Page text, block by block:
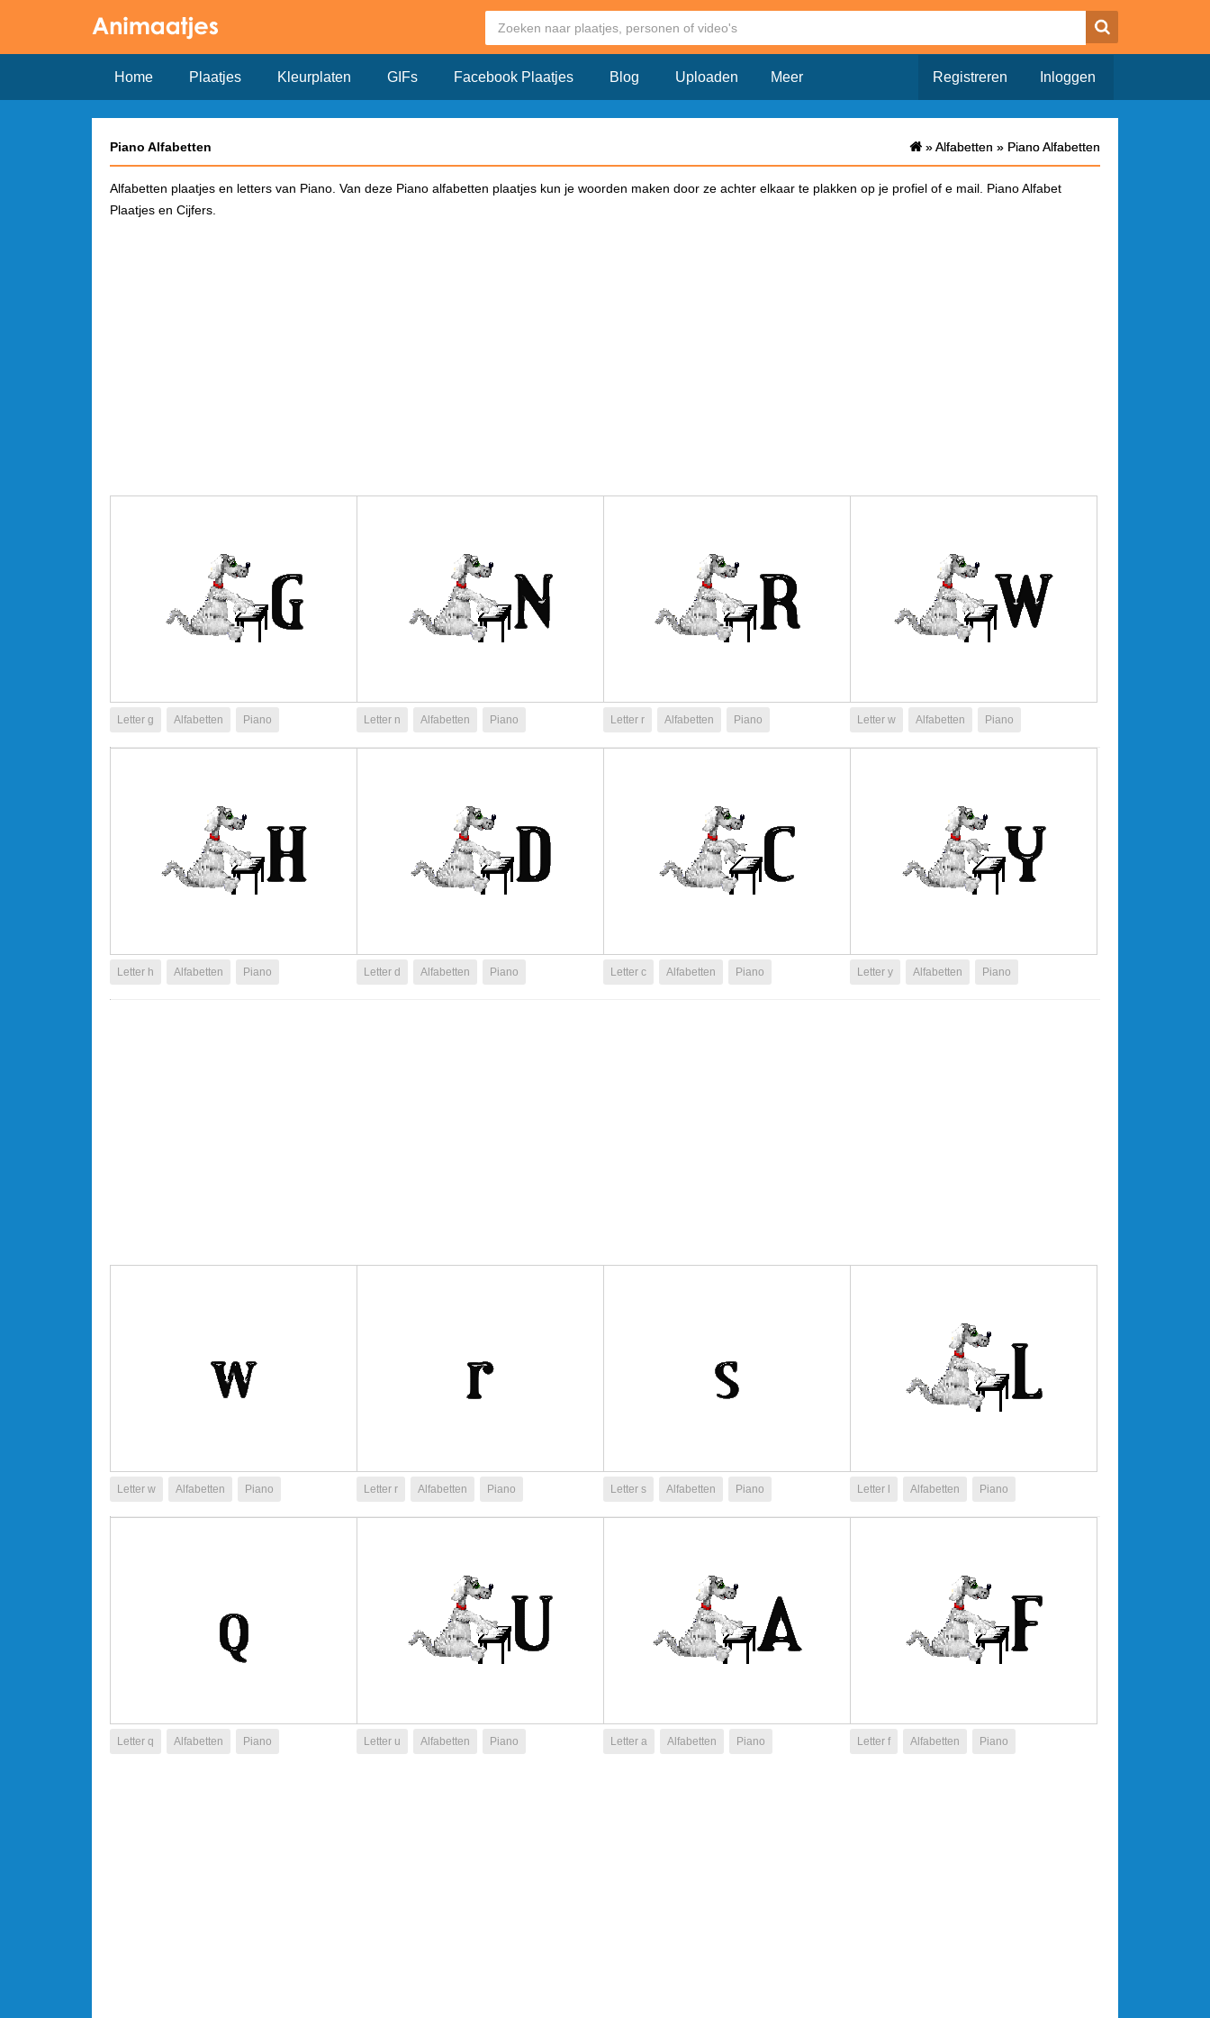
Home Plaatjes Kleurplaten GIFs Facebook Plaatjes Blog Uploaden Meer Registreren Inloggen
Piano Alfabetten »Alfabetten » Piano Alfabetten
»Alfabetten » Piano Alfabetten
Alfabetten plaatjes en letters van Piano. Van deze Piano alfabetten plaatjes kun je woorden maken door ze achter elkaar te plakken op je profiel of e mail. Piano Alfabet
Plaatjes en Cijfers.
Letter g Alfabetten Piano Letter n Alfabetten Piano Letter r Alfabetten Piano Letter w Alfabetten Piano
Letter h Alfabetten Piano Letter d Alfabetten Piano Letter c Alfabetten Piano Letter y Alfabetten Piano
Letter w Alfabetten Piano Letter r Alfabetten Piano Letter s Alfabetten Piano Letter l Alfabetten Piano
Letter q Alfabetten Piano Letter u Alfabetten Piano Letter a Alfabetten Piano Letter f Alfabetten Piano